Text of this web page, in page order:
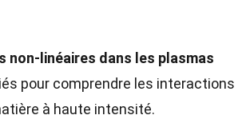
non-linéaires dans les plasmas
pour comprendre les interactions
à haute intensité.